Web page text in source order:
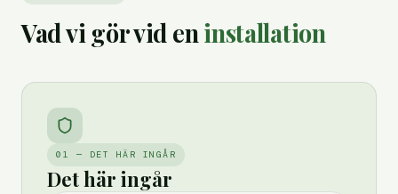
Vad vi gör vid eninstallation
01 — DET HÄR INGÅR
Det här ingår